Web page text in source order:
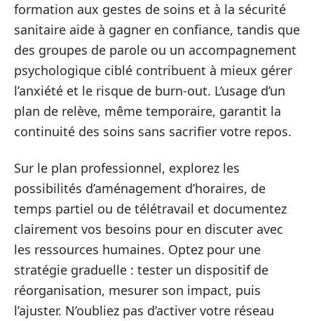
formation aux gestes de soins et à la sécurité
sanitaire aide à gagner en confiance, tandis que
des groupes de parole ou un accompagnement
psychologique ciblé contribuent à mieux gérer
l’anxiété et le risque de burn‑out. L’usage d’un
plan de relève, même temporaire, garantit la
continuité des soins sans sacrifier votre repos.
Sur le plan professionnel, explorez les
possibilités d’aménagement d’horaires, de
temps partiel ou de télétravail et documentez
clairement vos besoins pour en discuter avec
les ressources humaines. Optez pour une
stratégie graduelle : tester un dispositif de
réorganisation, mesurer son impact, puis
l’ajuster. N’oubliez pas d’activer votre réseau